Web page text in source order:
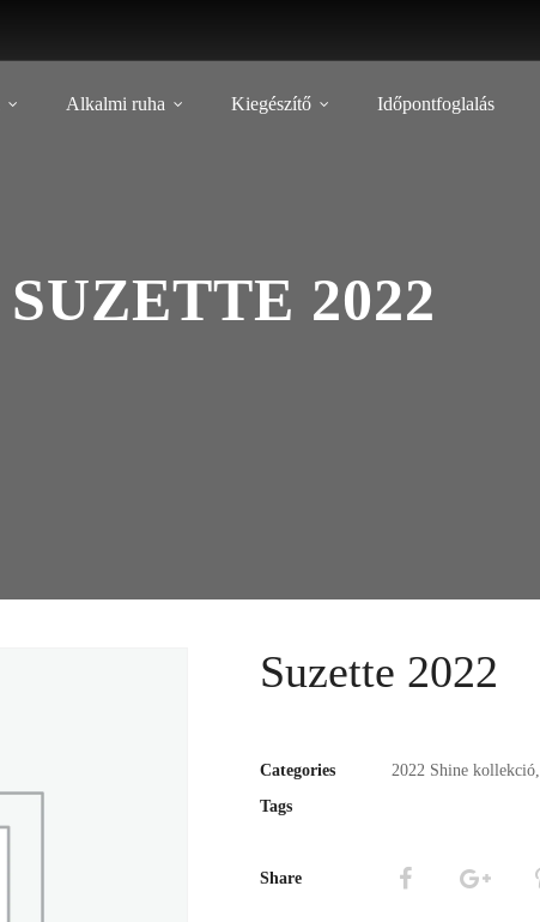
Alkalmi ruha Kiegészítő Időpontfoglalás
SUZETTE 2022
Suzette 2022
Categories 2022 Shine kollekció,
Tags
Share